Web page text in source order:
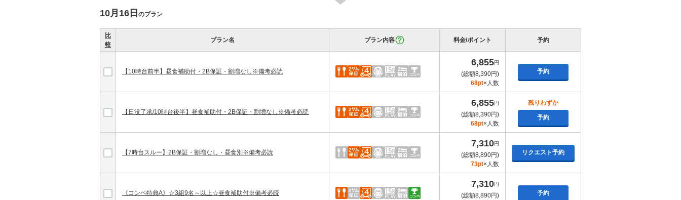
10月16日 のプラン
比
較
プラン名 プラン内容 料金/ポイント 予約
【10時台前半】昼食補助付・2B保証・割増なし※備考必読
6,855円
(総額8,390円)
68pt×人数
予約
【日没了承/10時台後半】昼食補助付・2B保証・割増なし※備考必読
6,855円
(総額8,390円)
68pt×人数
残りわずか
予約
【7時台スルー】2B保証・割増なし・昼食別※備考必読
7,310円
(総額8,890円)
73pt×人数
リクエスト予約
《コンペ特典A》☆3組9名～以上☆昼食補助付※備考必読
7,310円
(総額8,890円)
予約